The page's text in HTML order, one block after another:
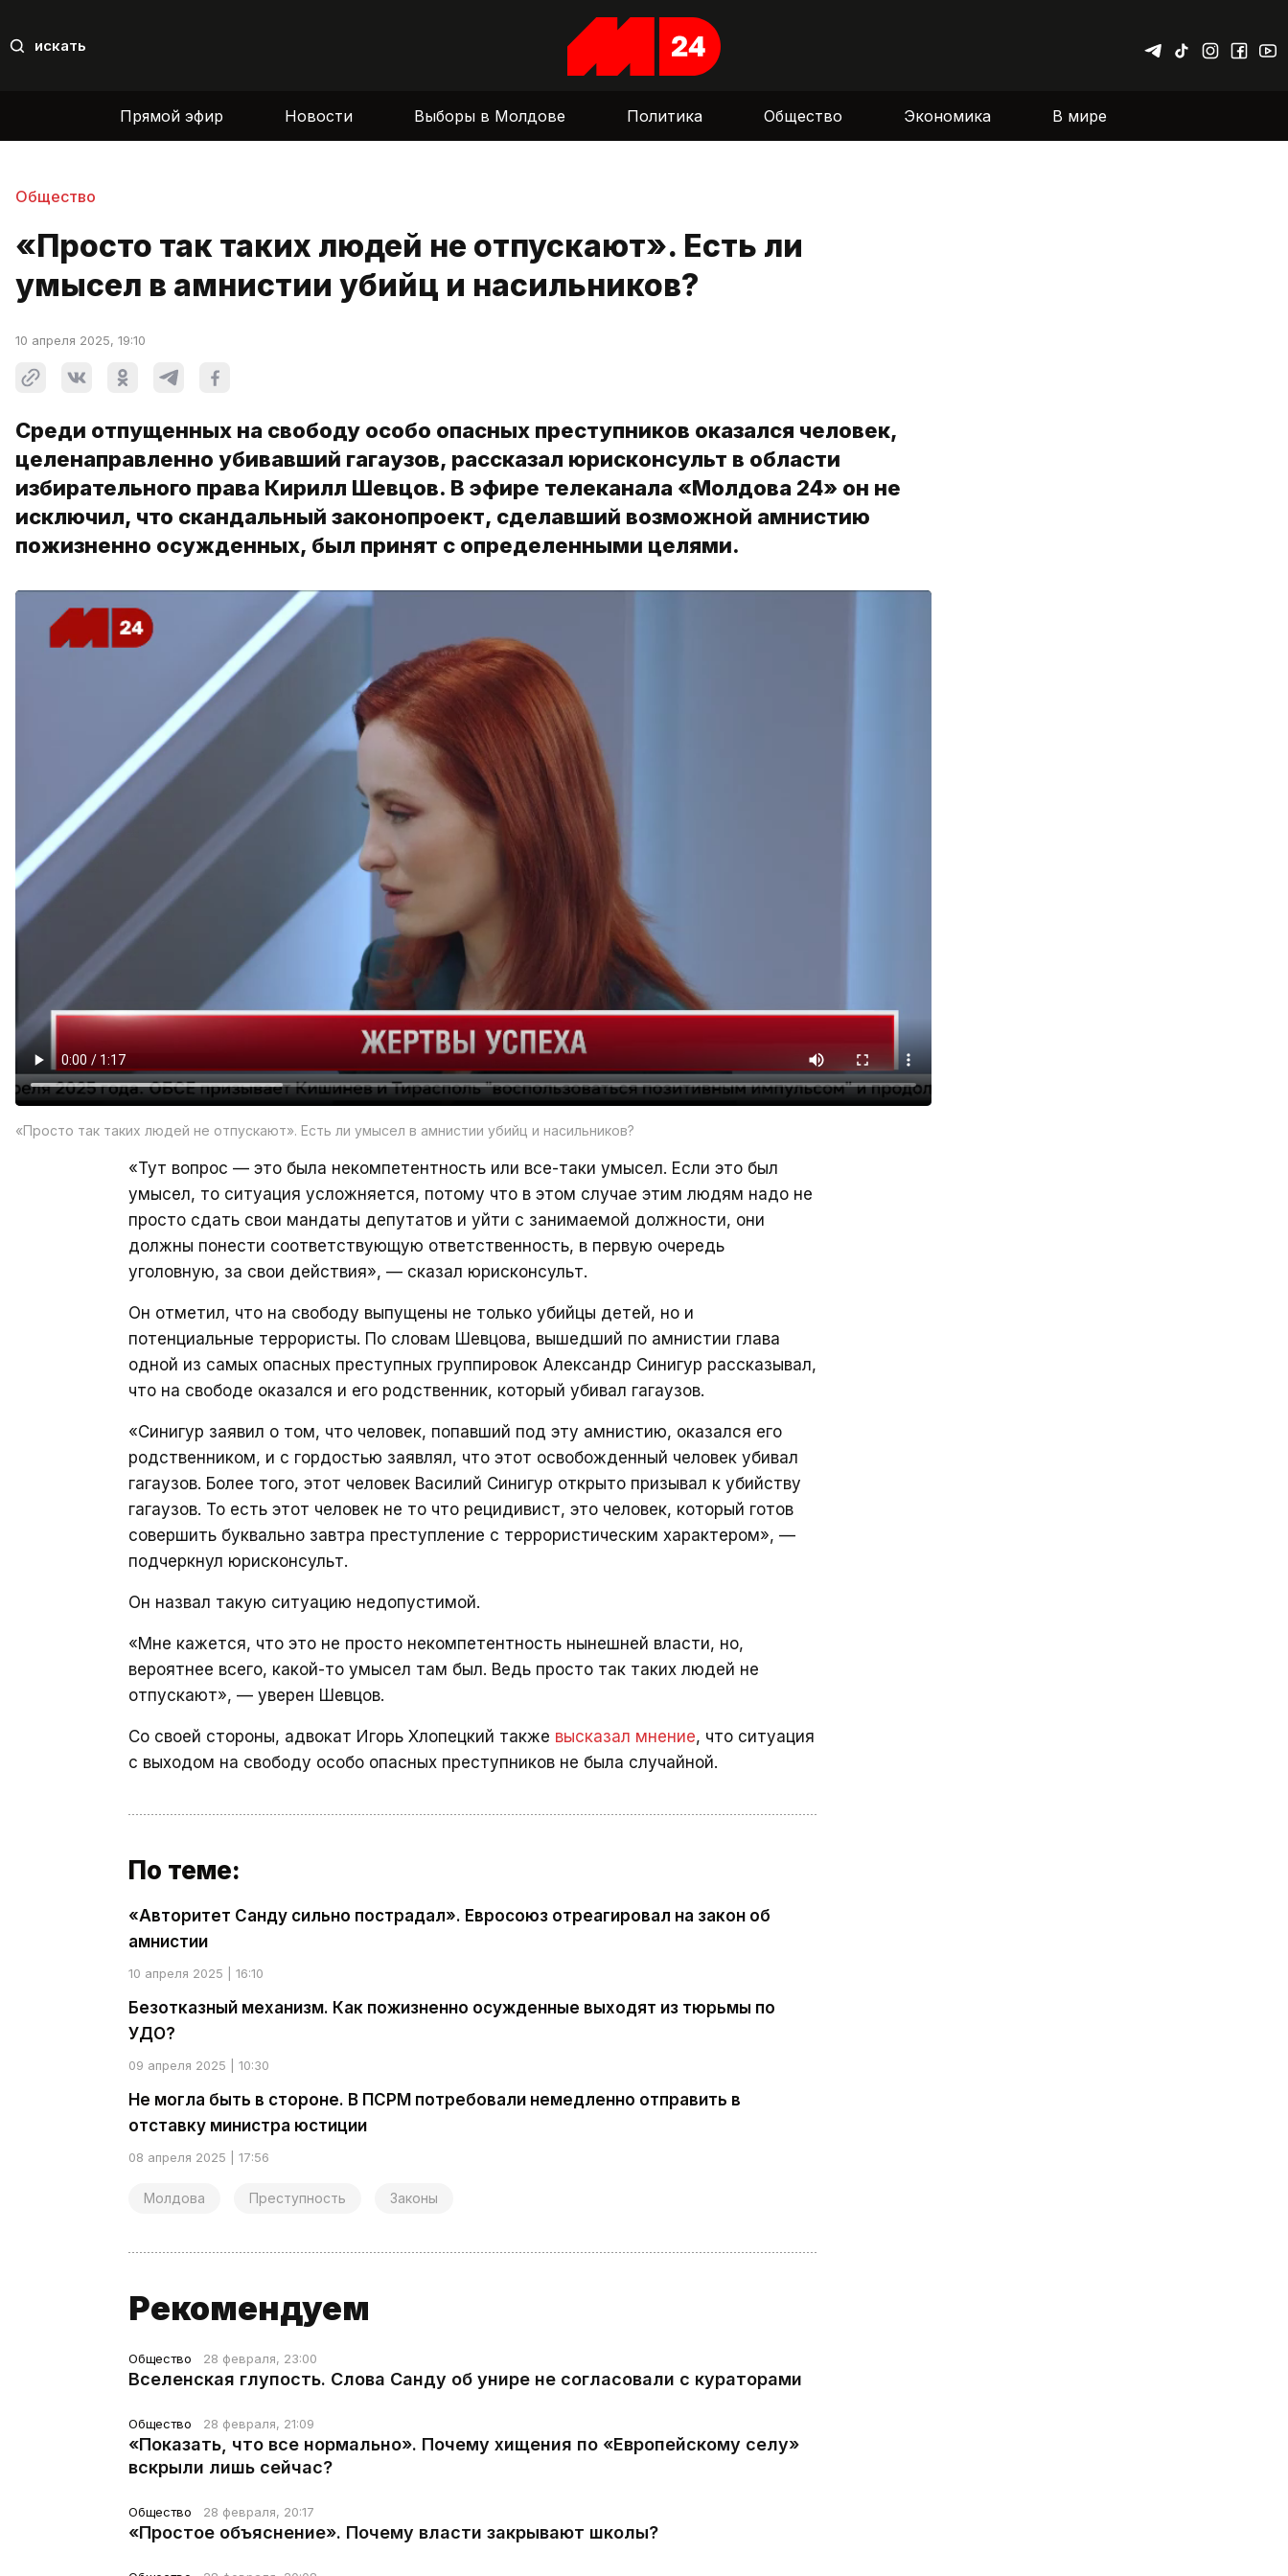
искать
Прямой эфир Новости Выборы в Молдове Политика Общество Экономика В мире
Общество
«Просто так таких людей не отпускают». Есть ли
умысел в амнистии убийц и насильников?
10 апреля 2025, 19:10
Среди отпущенных на свободу особо опасных преступников оказался человек,
целенаправленно убивавший гагаузов, рассказал юрисконсульт в области
избирательного права Кирилл Шевцов. В эфире телеканала «Молдова 24» он не
исключил, что скандальный законопроект, сделавший возможной амнистию
пожизненно осужденных, был принят с определенными целями.
«Просто так таких людей не отпускают». Есть ли умысел в амнистии убийц и насильников?
«Тут вопрос — это была некомпетентность или все-таки умысел. Если это был
умысел, то ситуация усложняется, потому что в этом случае этим людям надо не
просто сдать свои мандаты депутатов и уйти с занимаемой должности, они
должны понести соответствующую ответственность, в первую очередь
уголовную, за свои действия», — сказал юрисконсульт.
Он отметил, что на свободу выпущены не только убийцы детей, но и
потенциальные террористы. По словам Шевцова, вышедший по амнистии глава
одной из самых опасных преступных группировок Александр Синигур рассказывал,
что на свободе оказался и его родственник, который убивал гагаузов.
«Синигур заявил о том, что человек, попавший под эту амнистию, оказался его
родственником, и с гордостью заявлял, что этот освобожденный человек убивал
гагаузов. Более того, этот человек Василий Синигур открыто призывал к убийству
гагаузов. То есть этот человек не то что рецидивист, это человек, который готов
совершить буквально завтра преступление с террористическим характером», —
подчеркнул юрисконсульт.
Он назвал такую ситуацию недопустимой.
«Мне кажется, что это не просто некомпетентность нынешней власти, но,
вероятнее всего, какой-то умысел там был. Ведь просто так таких людей не
отпускают», — уверен Шевцов.
Со своей стороны, адвокат Игорь Хлопецкий также высказал мнение, что ситуация
с выходом на свободу особо опасных преступников не была случайной.
По теме:
«Авторитет Санду сильно пострадал». Евросоюз отреагировал на закон об
амнистии
10 апреля 2025 | 16:10
Безотказный механизм. Как пожизненно осужденные выходят из тюрьмы по
УДО?
09 апреля 2025 | 10:30
Не могла быть в стороне. В ПСРМ потребовали немедленно отправить в
отставку министра юстиции
08 апреля 2025 | 17:56
Молдова Преступность Законы
Рекомендуем
Общество 28 февраля, 23:00
Вселенская глупость. Слова Санду об унире не согласовали с кураторами
Общество 28 февраля, 21:09
«Показать, что все нормально». Почему хищения по «Европейскому селу»
вскрыли лишь сейчас?
Общество 28 февраля, 20:17
«Простое объяснение». Почему власти закрывают школы?